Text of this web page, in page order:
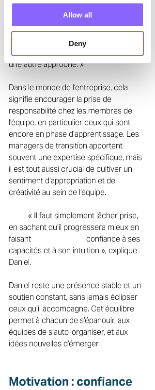
Allow all
Deny
forces et de lui laisser l’espace
nécessaire pour les 		exploiter,
même si personnellement, je préfère
une autre approche. »
Dans le monde de l’entreprise, cela
signifie encourager la prise de
responsabilité chez les membres de
l’équipe, en particulier ceux qui sont
encore en phase d’apprentissage. Les
managers de transition apportent
souvent une expertise spécifique, mais
il est tout aussi crucial de cultiver un
sentiment d’appropriation et de
créativité au sein de l’équipe.
en sachant qu’il progressera mieux en
faisant 			confiance à ses
capacités et à son intuition », explique
Daniel.
Daniel reste une présence stable et un
soutien constant, sans jamais éclipser
ceux qu’il accompagne. Cet équilibre
permet à chacun de s’épanouir, aux
équipes de s’auto-organiser, et aux
idées nouvelles d’émerger.
Motivation : confiance